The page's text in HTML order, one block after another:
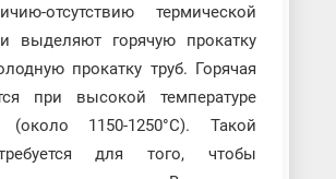
отсутствию термической
выделяют горячую прокатку
прокатку труб. Горячая
при высокой температуре
(около 1150-1250°C). Такой
для того, чтобы